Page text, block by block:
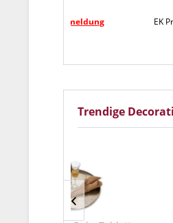
EK Preise nach
Trendige